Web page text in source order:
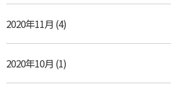
2020年11月 (4)
2020年10月 (1)